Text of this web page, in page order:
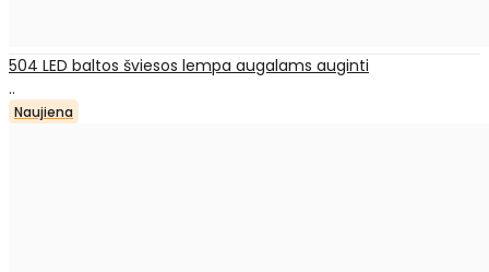
504 LED baltos šviesos lempa augalams auginti
..
Naujiena